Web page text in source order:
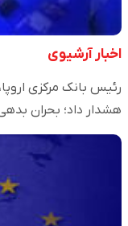
اخبار آرشیوی
رئیس بانک مرکزی
هشدار داد؛ بحران